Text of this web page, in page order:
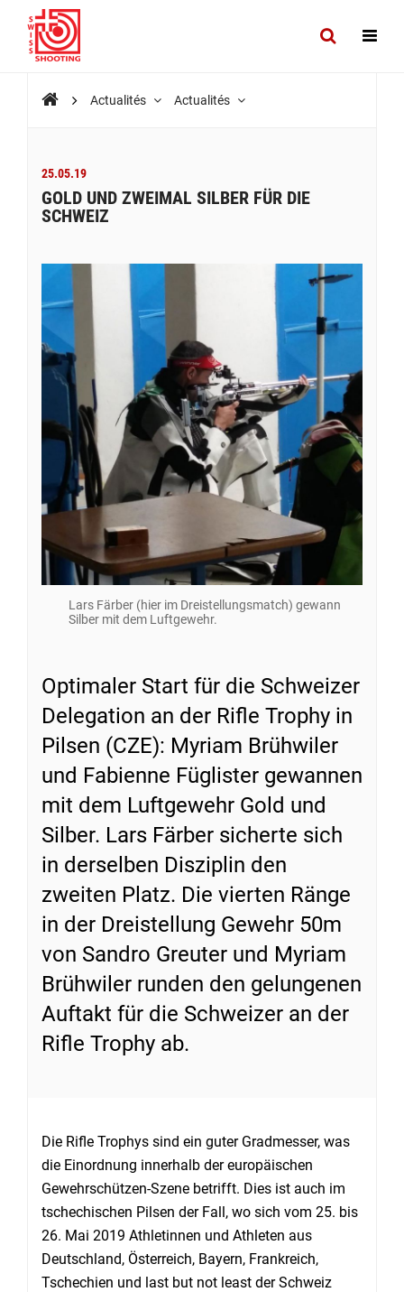
Actualités Actualités
25.05.19
GOLD UND ZWEIMAL SILBER FÜR DIE
SCHWEIZ
Lars Färber (hier im Dreistellungsmatch) gewann
Silber mit dem Luftgewehr.
Optimaler Start für die Schweizer
Delegation an der Rifle Trophy in
Pilsen (CZE): Myriam Brühwiler
und Fabienne Füglister gewannen
mit dem Luftgewehr Gold und
Silber. Lars Färber sicherte sich
in derselben Disziplin den
zweiten Platz. Die vierten Ränge
in der Dreistellung Gewehr 50m
von Sandro Greuter und Myriam
Brühwiler runden den gelungenen
Auftakt für die Schweizer an der
Rifle Trophy ab.
Die Rifle Trophys sind ein guter Gradmesser, was
die Einordnung innerhalb der europäischen
Gewehrschützen-Szene betrifft. Dies ist auch im
tschechischen Pilsen der Fall, wo sich vom 25. bis
26. Mai 2019 Athletinnen und Athleten aus
Deutschland, Österreich, Bayern, Frankreich,
Tschechien und last but not least der Schweiz